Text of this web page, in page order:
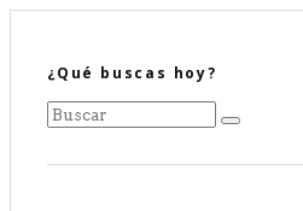
¿Qué buscas hoy?